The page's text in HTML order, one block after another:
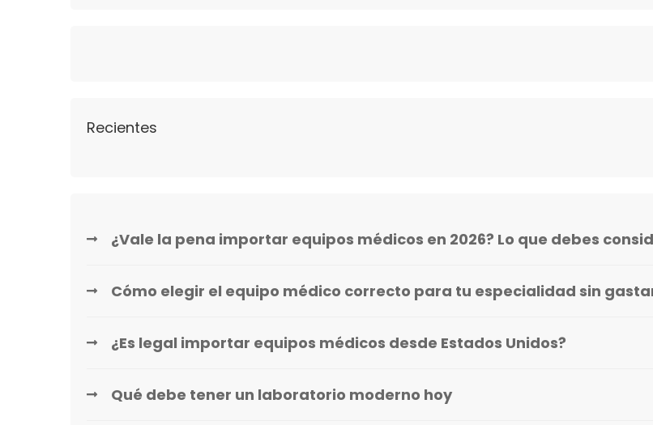
Recientes
¿Vale la pena importar equipos médicos en 2026? Lo que debes
Cómo elegir el equipo médico correcto para tu especialidad sin
¿Es legal importar equipos médicos desde Estados Unidos?
Qué debe tener un laboratorio moderno hoy